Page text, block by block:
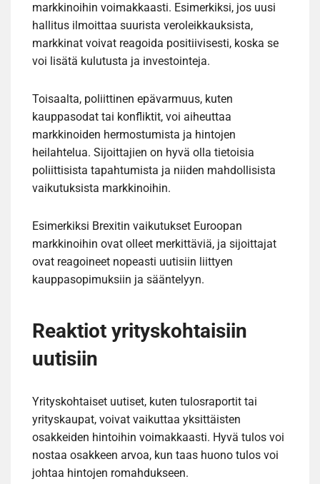
markkinoihin voimakkaasti. Esimerkiksi, jos uusi
hallitus ilmoittaa suurista veroleikkauksista,
markkinat voivat reagoida positiivisesti, koska se
voi lisätä kulutusta ja investointeja.
Toisaalta, poliittinen epävarmuus, kuten
kauppasodat tai konfliktit, voi aiheuttaa
markkinoiden hermostumista ja hintojen
heilahtelua. Sijoittajien on hyvä olla tietoisia
poliittisista tapahtumista ja niiden mahdollisista
vaikutuksista markkinoihin.
Esimerkiksi Brexitin vaikutukset Euroopan
markkinoihin ovat olleet merkittäviä, ja sijoittajat
ovat reagoineet nopeasti uutisiin liittyen
kauppasopimuksiin ja sääntelyyn.
Reaktiot yrityskohtaisiin
uutisiin
Yrityskohtaiset uutiset, kuten tulosraportit tai
yrityskaupat, voivat vaikuttaa yksittäisten
osakkeiden hintoihin voimakkaasti. Hyvä tulos voi
nostaa osakkeen arvoa, kun taas huono tulos voi
johtaa hintojen romahdukseen.